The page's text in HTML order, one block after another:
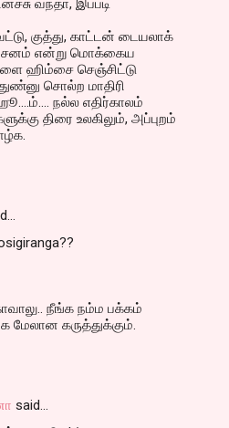
குத்து, காட்டன் டையலாக்
என்று மொக்கைய
ஹிம்சை செஞ்சிட்டு
சொல்ற மாதிரி
நல்ல எதிர்காலம்
திரை உலகிலும், அப்புறம்
நீங்க நம்ம பக்கம்
மேலான கருத்துக்கும்.
said…